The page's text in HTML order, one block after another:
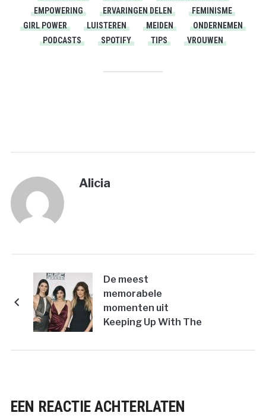
EMPOWERING
ERVARINGEN DELEN
FEMINISME
GIRL POWER
LUISTEREN MEIDEN
ONDERNEMEN
PODCASTS
SPOTIFY TIPS VROUWEN
Alicia
De meest
memorabele
momenten uit
Keeping Up With The
EEN REACTIE ACHTERLATEN